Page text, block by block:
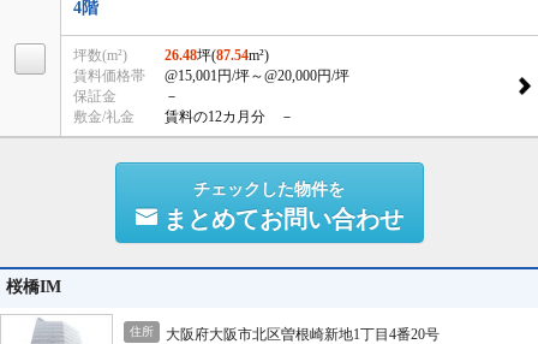
4階
坪数(m²) 26.48坪(87.54m²)
賃料価格帯
@15,001円/坪～@20,000円/坪
保証金
－
敷金/礼金
賃料の12カ月分 －
チェックした物件を
まとめてお問い合わせ
桜橋IM
住所 大阪府大阪市北区曽根崎新地1丁目4番20号